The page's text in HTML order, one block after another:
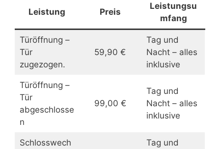
Leistung Preis
Leistungsu
mfang
Türöffnung –
Tür
zugezogen.
59,90 €
Tag und
Nacht – alles
inklusive
Türöffnung –
Tür
abgeschlosse
n
99,00 €
Tag und
Nacht – alles
inklusive
Schlosswech
Tag und